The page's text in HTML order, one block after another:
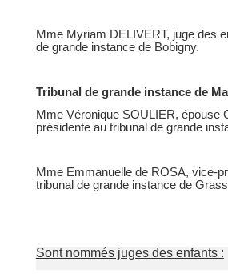
Mme Myriam DELIVERT, juge des
de grande instance de Bobigny.
Tribunal de grande instance de
Mme Véronique SOULIER, épouse
présidente au tribunal de grande
Mme Emmanuelle de ROSA, vice-
tribunal de grande instance de
Sont nommés juges des enfants :